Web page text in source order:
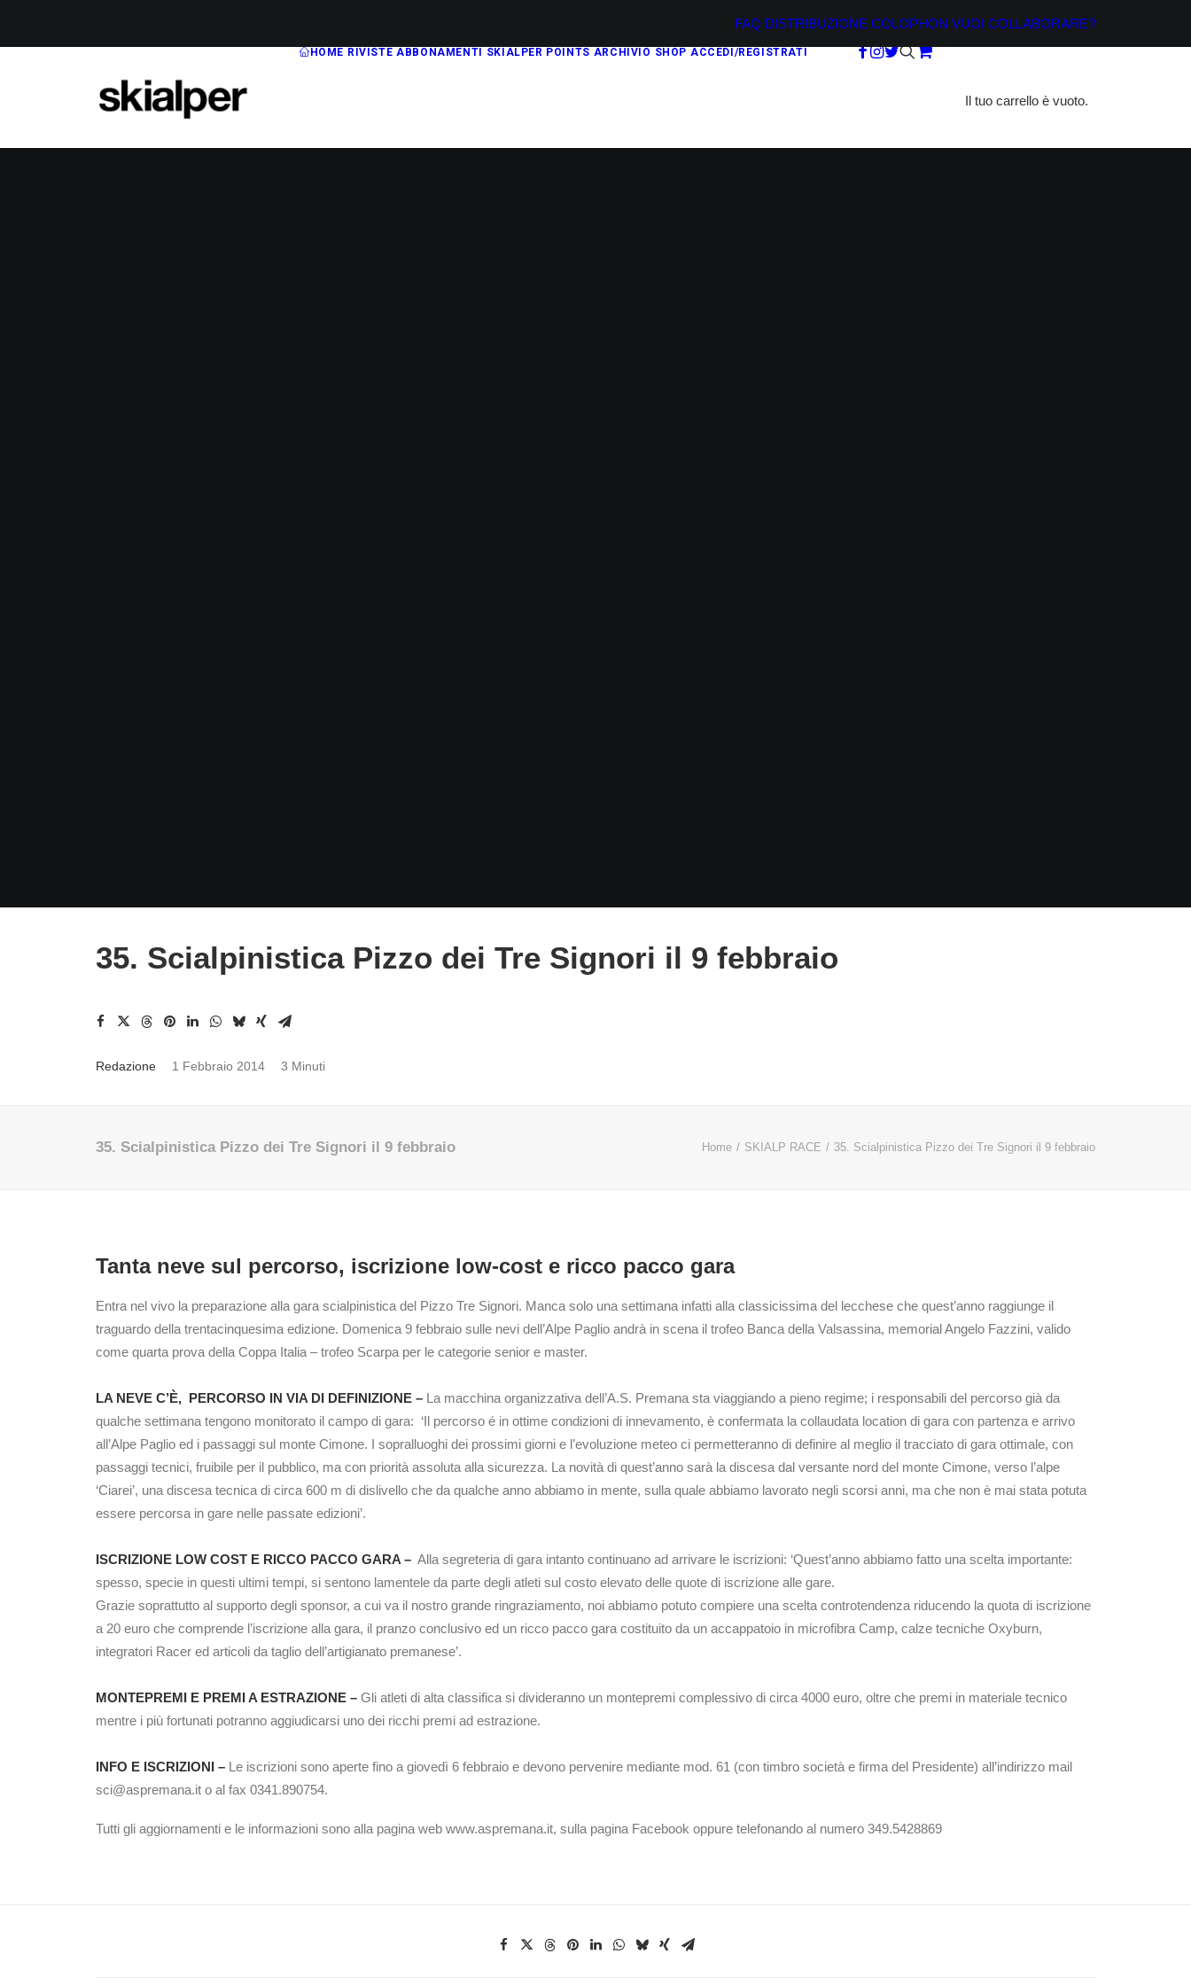
FAQ DISTRIBUZIONE COLOPHON VUOI COLLABORARE?
HOME RIVISTE ABBONAMENTI SKIALPER POINTS ARCHIVIO SHOP ACCEDI/REGISTRATI
Il tuo carrello è vuoto.
35. Scialpinistica Pizzo dei Tre Signori il 9 febbraio
Redazione 1 Febbraio 2014 3 Minuti
35. Scialpinistica Pizzo dei Tre Signori il 9 febbraio Home SKIALP RACE 35. Scialpinistica Pizzo dei Tre Signori il 9 febbraio
Tanta neve sul percorso, iscrizione low-cost e ricco pacco gara
Entra nel vivo la preparazione alla gara scialpinistica del Pizzo Tre Signori. Manca solo una settimana infatti alla classicissima del lecchese che quest’anno raggiunge il
traguardo della trentacinquesima edizione. Domenica 9 febbraio sulle nevi dell’Alpe Paglio andrà in scena il trofeo Banca della Valsassina, memorial Angelo Fazzini, valido
come quarta prova della Coppa Italia – trofeo Scarpa per le categorie senior e master.
LA NEVE C’È, PERCORSO IN VIA DI DEFINIZIONE – La macchina organizzativa dell’A.S. Premana sta viaggiando a pieno regime; i responsabili del percorso già da
qualche settimana tengono monitorato il campo di gara: ‘Il percorso é in ottime condizioni di innevamento, è confermata la collaudata location di gara con partenza e arrivo
all’Alpe Paglio ed i passaggi sul monte Cimone. I sopralluoghi dei prossimi giorni e l’evoluzione meteo ci permetteranno di definire al meglio il tracciato di gara ottimale, con
passaggi tecnici, fruibile per il pubblico, ma con priorità assoluta alla sicurezza. La novità di quest’anno sarà la discesa dal versante nord del monte Cimone, verso l’alpe
‘Ciarei’, una discesa tecnica di circa 600 m di dislivello che da qualche anno abbiamo in mente, sulla quale abbiamo lavorato negli scorsi anni, ma che non è mai stata potuta
essere percorsa in gare nelle passate edizioni’.
ISCRIZIONE LOW COST E RICCO PACCO GARA – Alla segreteria di gara intanto continuano ad arrivare le iscrizioni: ‘Quest’anno abbiamo fatto una scelta importante:
spesso, specie in questi ultimi tempi, si sentono lamentele da parte degli atleti sul costo elevato delle quote di iscrizione alle gare.
Grazie soprattutto al supporto degli sponsor, a cui va il nostro grande ringraziamento, noi abbiamo potuto compiere una scelta controtendenza riducendo la quota di iscrizione
a 20 euro che comprende l’iscrizione alla gara, il pranzo conclusivo ed un ricco pacco gara costituito da un accappatoio in microfibra Camp, calze tecniche Oxyburn,
integratori Racer ed articoli da taglio dell’artigianato premanese’.
MONTEPREMI E PREMI A ESTRAZIONE – Gli atleti di alta classifica si divideranno un montepremi complessivo di circa 4000 euro, oltre che premi in materiale tecnico
mentre i più fortunati potranno aggiudicarsi uno dei ricchi premi ad estrazione.
INFO E ISCRIZIONI – Le iscrizioni sono aperte fino a giovedì 6 febbraio e devono pervenire mediante mod. 61 (con timbro società e firma del Presidente) all’indirizzo mail
sci@aspremana.it o al fax 0341.890754.
Tutti gli aggiornamenti e le informazioni sono alla pagina web www.aspremana.it, sulla pagina Facebook oppure telefonando al numero 349.5428869